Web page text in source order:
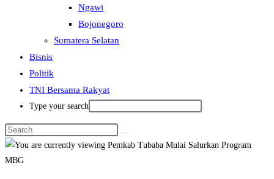
Ngawi
Bojonegoro
Sumatera Selatan
Bisnis
Politik
TNI Bersama Rakyat
Type your search